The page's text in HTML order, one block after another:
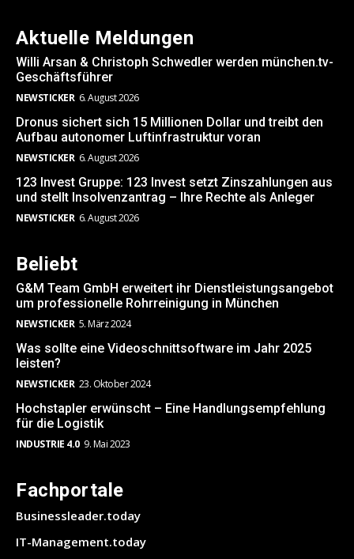
Aktuelle Meldungen
Willi Arsan & Christoph Schwedler werden münchen.tv-
Geschäftsführer
NEWSTICKER 6. August 2026
Dronus sichert sich 15 Millionen Dollar und treibt den
Aufbau autonomer Luftinfrastruktur voran
NEWSTICKER 6. August 2026
123 Invest Gruppe: 123 Invest setzt Zinszahlungen aus
und stellt Insolvenzantrag – Ihre Rechte als Anleger
NEWSTICKER 6. August 2026
Beliebt
G&M Team GmbH erweitert ihr Dienstleistungsangebot
um professionelle Rohrreinigung in München
NEWSTICKER 5. März 2024
Was sollte eine Videoschnittsoftware im Jahr 2025
leisten?
NEWSTICKER 23. Oktober 2024
Hochstapler erwünscht – Eine Handlungsempfehlung
für die Logistik
INDUSTRIE 4.0 9. Mai 2023
Fachportale
Businessleader.today
IT-Management.today